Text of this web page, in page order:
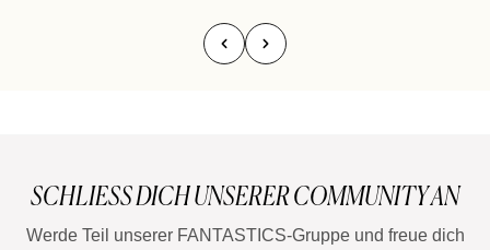
SCHLIESS DICH UNSERER COMMUNITY AN
Werde Teil unserer FANTASTICS-Gruppe und freue dich